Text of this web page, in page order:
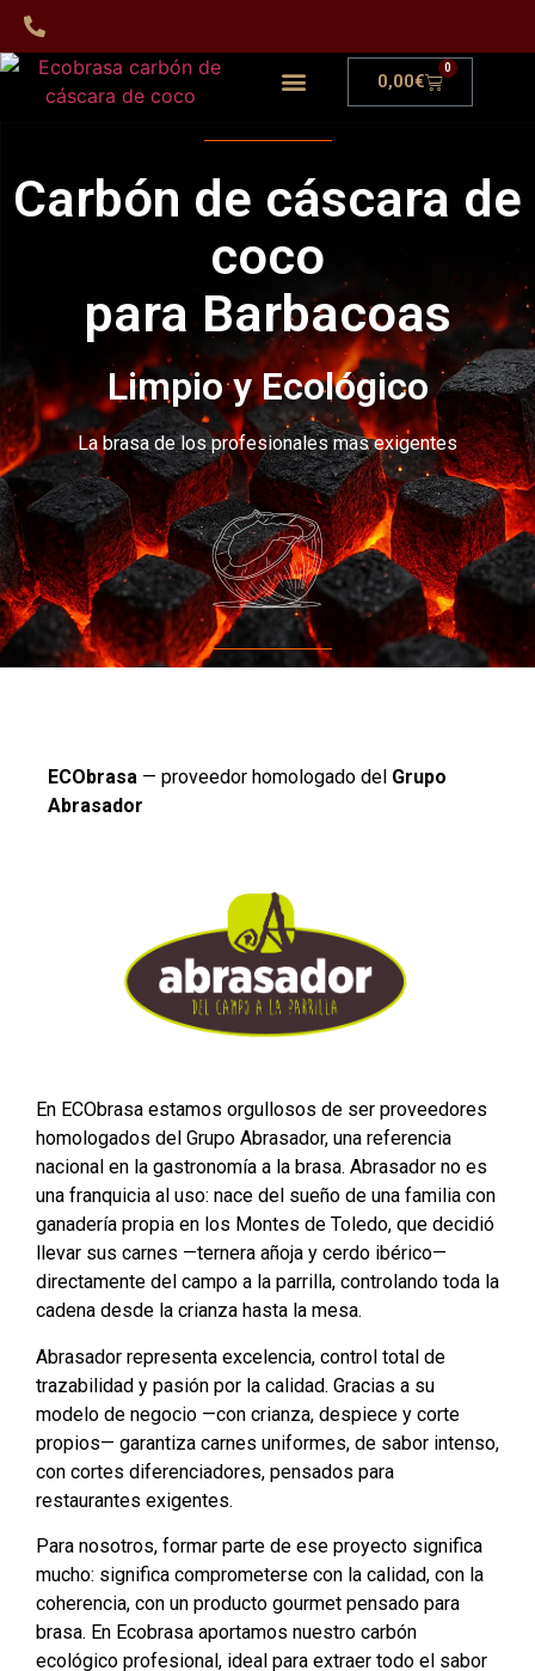
0,00€
0
Carbón de cáscara de
coco
para Barbacoas
Limpio y Ecológico
La brasa de los profesionales mas exigentes
ECObrasa — proveedor homologado del Grupo
Abrasador
En ECObrasa estamos orgullosos de ser proveedores
homologados del Grupo Abrasador, una referencia
nacional en la gastronomía a la brasa. Abrasador no es
una franquicia al uso: nace del sueño de una familia con
ganadería propia en los Montes de Toledo, que decidió
llevar sus carnes —ternera añoja y cerdo ibérico—
directamente del campo a la parrilla, controlando toda la
cadena desde la crianza hasta la mesa.
Abrasador representa excelencia, control total de
trazabilidad y pasión por la calidad. Gracias a su
modelo de negocio —con crianza, despiece y corte
propios— garantiza carnes uniformes, de sabor intenso,
con cortes diferenciadores, pensados para
restaurantes exigentes.
Para nosotros, formar parte de ese proyecto significa
mucho: significa comprometerse con la calidad, con la
coherencia, con un producto gourmet pensado para
brasa. En Ecobrasa aportamos nuestro carbón
ecológico profesional, ideal para extraer todo el sabor